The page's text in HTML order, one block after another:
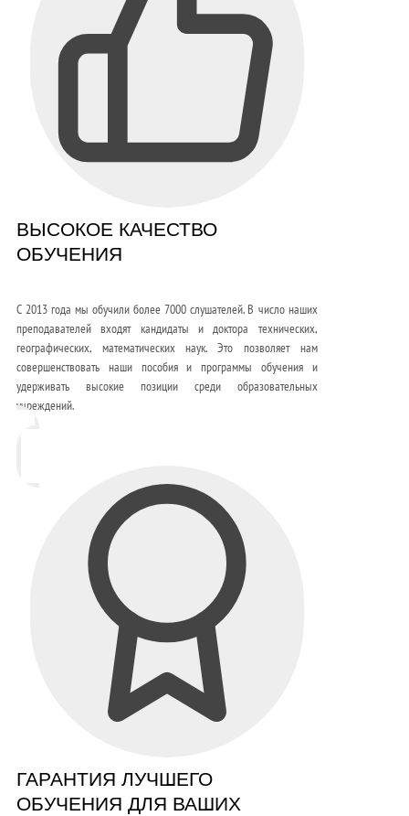
ВЫСОКОЕ КАЧЕСТВО
ОБУЧЕНИЯ
С 2013 года мы обучили более 7000 слушателей. В число наших
преподавателей входят кандидаты и доктора технических,
географических, математических наук. Это позволяет нам
совершенствовать наши пособия и программы обучения и
удерживать высокие позиции среди образовательных
учреждений.
ГАРАНТИЯ ЛУЧШЕГО
ОБУЧЕНИЯ ДЛЯ ВАШИХ